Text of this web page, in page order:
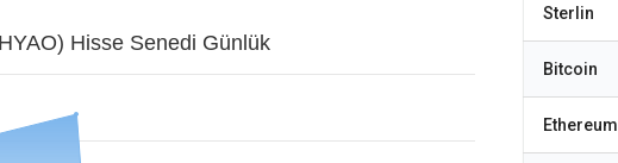
Hisse Senedi Günlük
Sterlin
Bitcoin
Ethereum